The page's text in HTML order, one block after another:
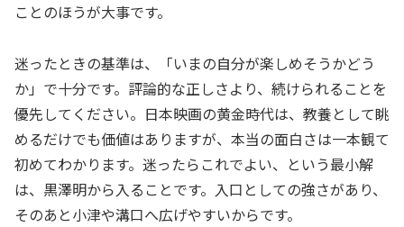
ことのほうが大事です。
迷ったときの基準は、「いまの自分が楽しめそうかどう
か」で十分です。評論的な正しさより、続けられることを
優先してください。日本映画の黄金時代は、教養として眺
めるだけでも価値はありますが、本当の面白さは一本観て
初めてわかります。迷ったらこれでよい、という最小解
は、黒澤明から入ることです。入口としての強さがあり、
そのあと小津や溝口へ広げやすいからです。